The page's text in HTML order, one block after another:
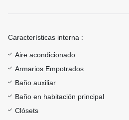
Características interna :
Aire acondicionado
Armarios Empotrados
Baño auxiliar
Baño en habitación principal
Clósets